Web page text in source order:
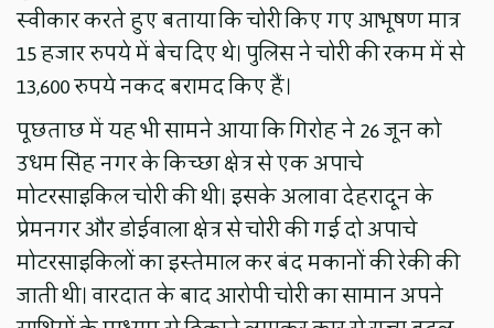
स्वीकार करते हुए बताया कि चोरी किए गए आभूषण मात्र
15 हजार रुपये में बेच दिए थे। पुलिस ने चोरी की रकम में से
13,600 रुपये नकद बरामद किए हैं।
पूछताछ में यह भी सामने आया कि गिरोह ने 26 जून को
उधम सिंह नगर के किच्छा क्षेत्र से एक अपाचे
मोटरसाइकिल चोरी की थी। इसके अलावा देहरादून के
प्रेमनगर और डोईवाला क्षेत्र से चोरी की गई दो अपाचे
मोटरसाइकिलों का इस्तेमाल कर बंद मकानों की रेकी की
जाती थी। वारदात के बाद आरोपी चोरी का सामान अपने